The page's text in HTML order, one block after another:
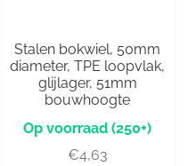
Stalen bokwiel, 50mm
diameter, TPE loopvlak,
glijlager, 51mm
bouwhoogte
(250+)
€4,63